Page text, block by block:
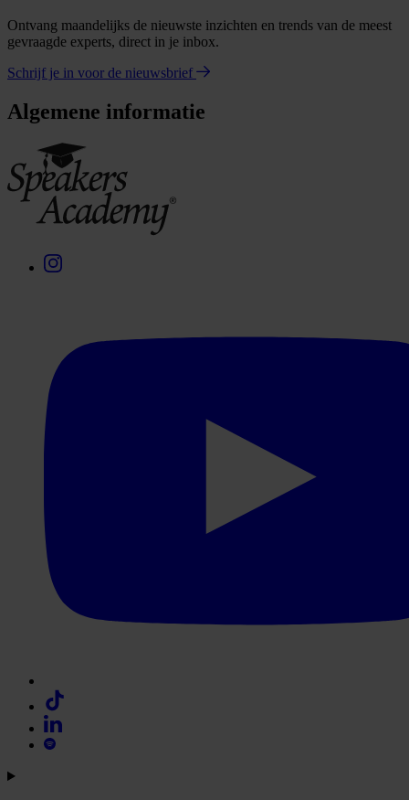
Ontvang maandelijks de nieuwste inzichten en trends van de meest
gevraagde experts, direct in je inbox.
Schrijf je in voor de nieuwsbrief
Algemene informatie